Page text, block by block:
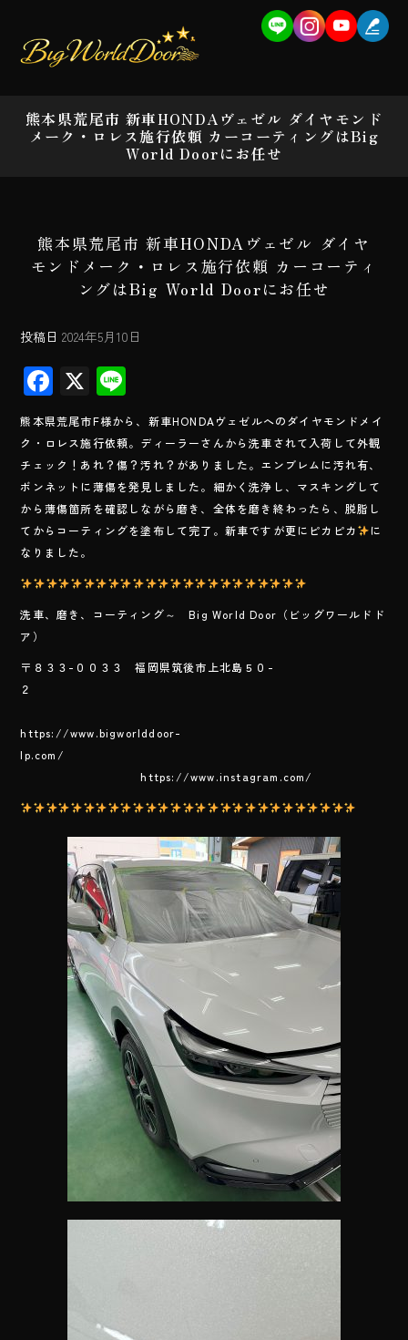
熊本県荒尾市 新車HONDAヴェゼル ダイヤモンド
メーク・ロレス施行依頼 カーコーティングはBig
World Doorにお任せ
熊本県荒尾市 新車HONDAヴェゼル ダイヤ
モンドメーク・ロレス施行依頼 カーコーティ
ングはBig World Doorにお任せ
投稿日 2024年5月10日
F
ac
e
b
o
ok
X
ne
熊本県荒尾市F様から、新車HONDAヴェゼルへのダイヤモンドメイ
ク・ロレス施行依頼。ディーラーさんから洗車されて入荷して外観
チェック！あれ？傷？汚れ？がありました。エンブレムに汚れ有、
ボンネットに薄傷を発見しました。細かく洗浄し、マスキングして
から薄傷箇所を確認しながら磨き、全体を磨き終わったら、脱脂し
てからコーティングを塗布して完了。新車ですが更にピカピカ
に
なりました。
洗車、磨き、コーティング～ Big World Door（ビッグワールドド
ア）
〒８３３-００３３ 福岡県筑後市上北島５０-
２
https://www.bigworlddoor-
lp.com/
https://www.instagram.com/